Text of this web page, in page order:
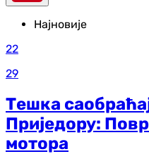
Најновије
22
29
Тешка
Приједору:
мотора